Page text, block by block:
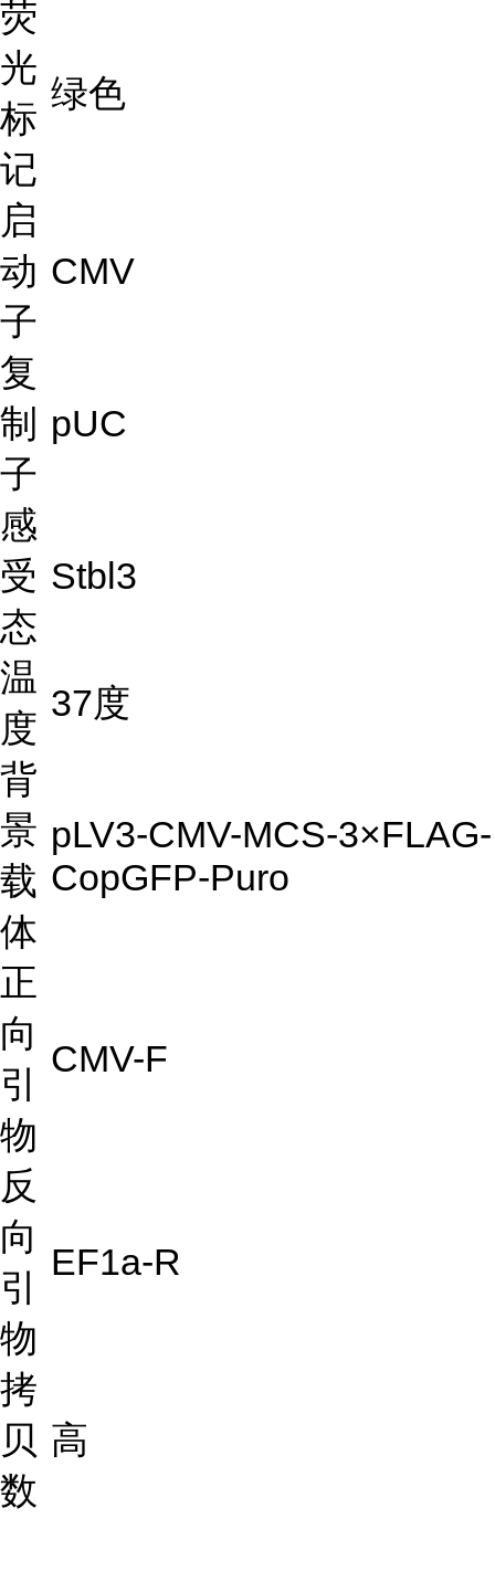
荧
光
标
记
绿色
启
动
子
CMV
复
制
子
pUC
感
受
态
Stbl3
温
度
37度
背
景
载
体
pLV3-CMV-MCS-3×FLAG-
CopGFP-Puro
正
向
引
物
CMV-F
反
向
引
物
EF1a-R
拷
贝
数
高